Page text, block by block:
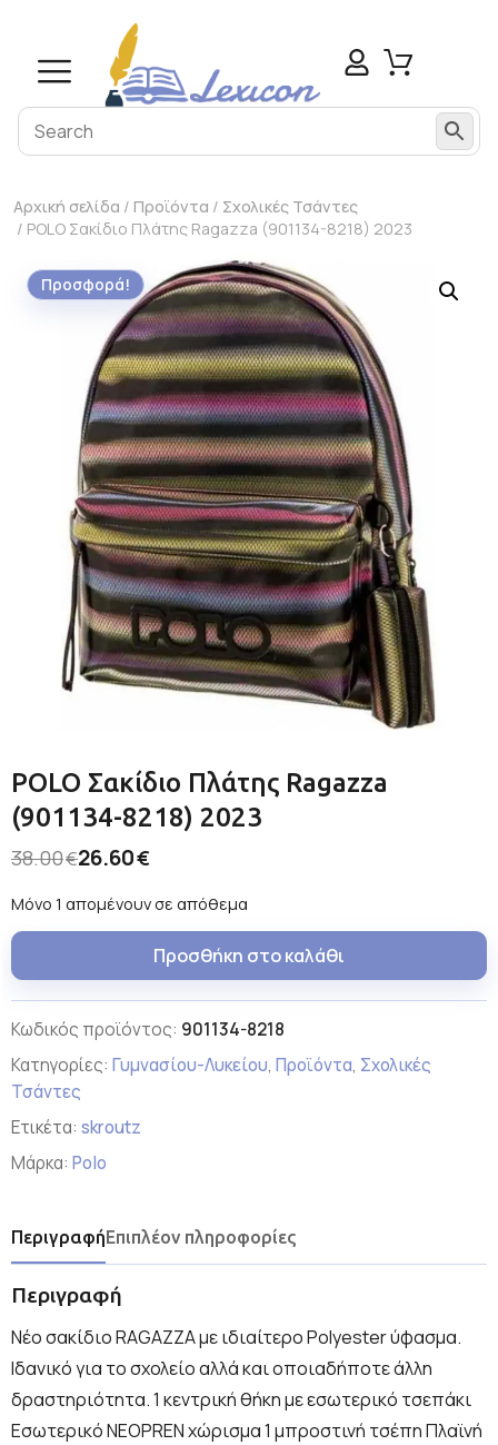
Αρχική σελίδα / Προϊόντα / Σχολικές Τσάντες
/ POLO Σακίδιο Πλάτης Ragazza (901134-8218) 2023
Προσφορά!
POLO Σακίδιο Πλάτης Ragazza
(901134-8218) 2023
38.00€26.60€
Μόνο 1 απομένουν σε απόθεμα
Προσθήκη στο καλάθι
Κωδικός προϊόντος: 901134-8218
Κατηγορίες: Γυμνασίου-Λυκείου, Προϊόντα, Σχολικές
Τσάντες
Ετικέτα: skroutz
Μάρκα: Polo
ΠεριγραφήΕπιπλέον πληροφορίες
Περιγραφή
Νέο σακίδιο RAGAZZA με ιδιαίτερο Polyester ύφασμα.
Ιδανικό για το σχολείο αλλά και οποιαδήποτε άλλη
δραστηριότητα. 1 κεντρική θήκη με εσωτερικό τσεπάκι
Εσωτερικό NEOPREN χώρισμα 1 μπροστινή τσέπη Πλαϊνή